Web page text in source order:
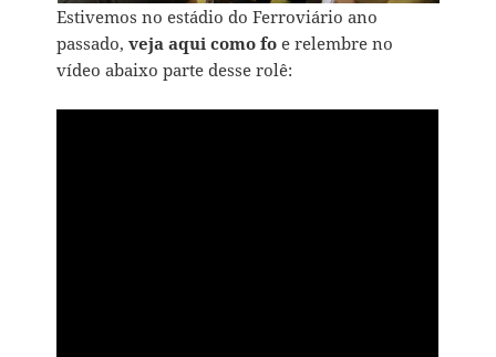
Estivemos no estádio do Ferroviário ano
passado,veja aqui como fo e relembre no
vídeo abaixo parte desse rolê: